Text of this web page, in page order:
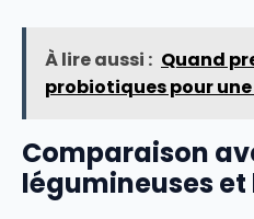
À lire aussi : Quand
probiotiques pour
Comparaison
légumineuses et